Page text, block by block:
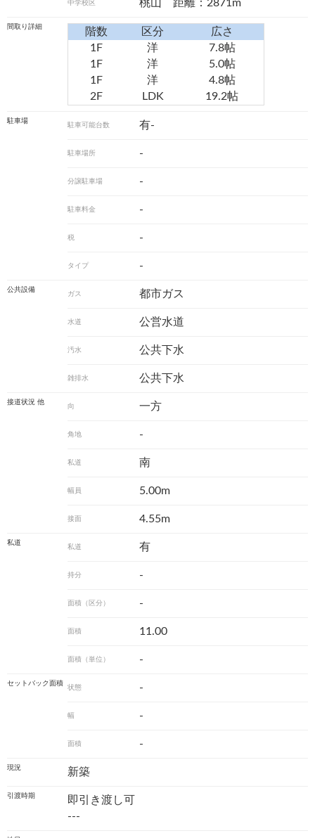
中学校区 桃山 距離：2871m
間取り詳細 階数 区分
広さ
1F
洋
7.8帖
1F
洋
5.0帖
1F
洋
4.8帖
2F
LDK 19.2帖
駐車場
駐車可能台数 有-
駐車場所 -
分譲駐車場 -
駐車料金 -
税 -
タイプ -
公共設備
ガス 都市ガス
水道 公営水道
汚水 公共下水
雑排水 公共下水
接道状況 他
向 一方
角地 -
私道 南
幅員 5.00m
接面 4.55m
私道
私道 有
持分 -
面積（区分） -
面積 11.00
面積（単位） -
セットバック面積
状態 -
幅 -
面積 -
現況 新築
引渡時期
即引き渡し可
---